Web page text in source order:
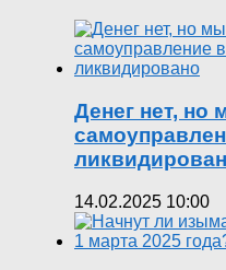
Денег нет, но
14.02.2025 10:00